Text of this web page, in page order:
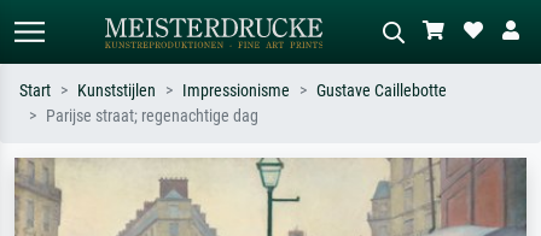
Zoek op kunstenaar, titel of stijl – bijv.
Monet, Sterrennacht, impressionisme,
Hokusai-golf, naakt.
Beschrijf de scène – bijv. groene
weide, abstract met veel rood, donker
olieverfschilderij, staand naakt naast
Start Kunststijlen Impressionisme
Gustave Caillebotte
Parijse straat; regenachtige dag